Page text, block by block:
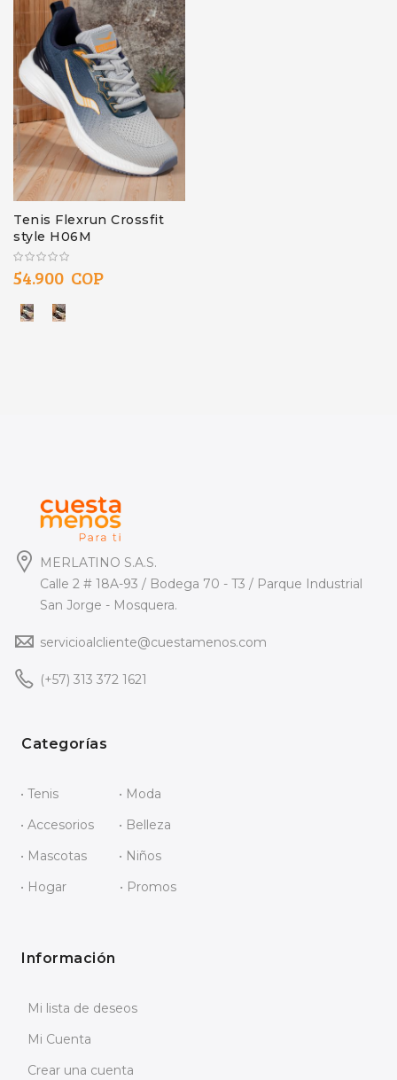
Tenis Flexrun Crossfit
style H06M
54.900 COP
MERLATINO S.A.S.
Calle 2 # 18A-93 / Bodega 70 - T3 / Parque Industrial
San Jorge - Mosquera.
servicioalcliente@cuestamenos.com
(+57) 313 372 1621
Categorías
• Tenis
• Moda
• Accesorios
• Belleza
• Mascotas
• Niños
• Hogar
• Promos
Información
Mi lista de deseos
Mi Cuenta
Crear una cuenta